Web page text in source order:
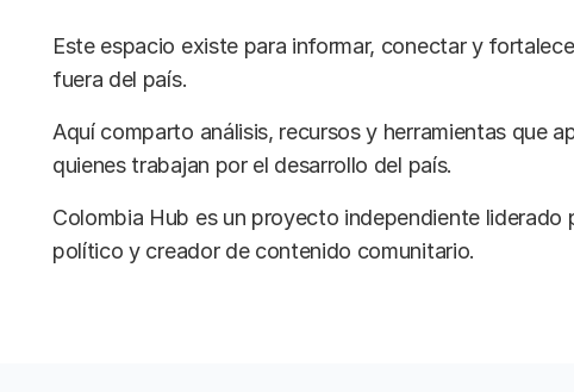
Este espacio existe para informar, conectar y
fuera del país.
Aquí comparto análisis, recursos y herramientas que
quienes trabajan por el desarrollo del país.
Colombia Hub es un proyecto independiente liderado
político y creador de contenido comunitario.